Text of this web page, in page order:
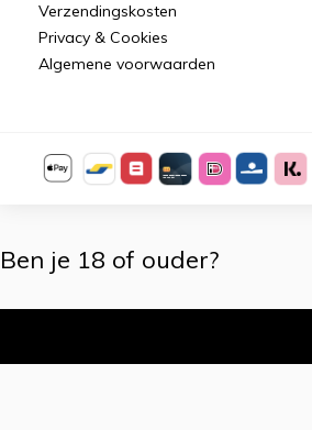
Verzendingskosten
Privacy & Cookies
Algemene voorwaarden
Ben je 18 of ouder?